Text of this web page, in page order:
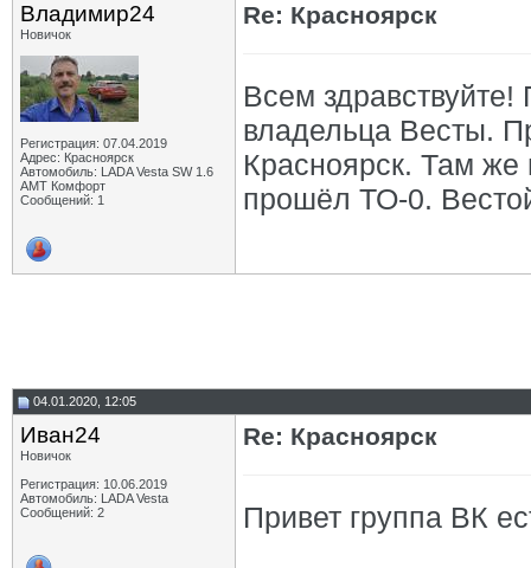
Владимир24
Новичок
Регистрация: 07.04.2019
Адрес: Красноярск
Автомобиль: LADA Vesta SW 1.6
АМТ Комфорт
Сообщений: 1
Re: Красноярск
Всем
владельца Весты.
Красноярск. Там
прошёл ТО-0.
04.01.2020, 12:05
Иван24
Новичок
Регистрация: 10.06.2019
Автомобиль: LADA Vesta
Сообщений: 2
Re: Красноярск
Привет группа ВК